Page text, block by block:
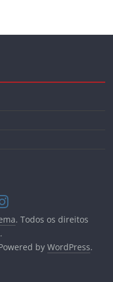
. Todos os direitos
by WordPress.